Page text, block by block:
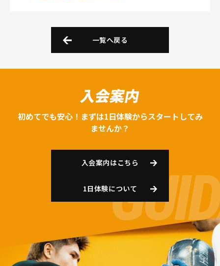
一覧へ戻る
入会案内
初めてでも安心！まずは1日体験からスタートしてみ
ませんか？
入会案内はこちら
1日体験について